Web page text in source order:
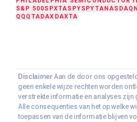
S&P 500SPXTASPYSPYTA NASDAQ
QQQTA DAX DAXTA
Disclaimer Aan de door ons
geen enkele wijze rechten worden
verstrekte informatie en analyses zijn
Alle consequenties van het op welke
toepassen van de informatie blijven